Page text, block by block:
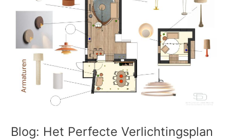
Blog: Het Perfecte Verlichtingsplan
Verlichtingsplan